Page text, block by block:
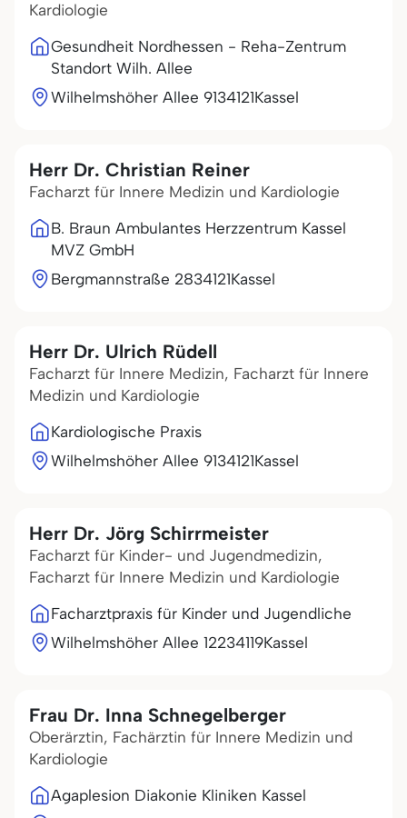
Kardiologie
Gesundheit Nordhessen - Reha-Zentrum
Standort Wilh. Allee
Wilhelmshöher Allee 9134121Kassel
Herr Dr. Christian Reiner
Facharzt für Innere Medizin und Kardiologie
B. Braun Ambulantes Herzzentrum Kassel
MVZ GmbH
Bergmannstraße 2834121Kassel
Herr Dr. Ulrich Rüdell
Facharzt für Innere Medizin, Facharzt für Innere
Medizin und Kardiologie
Kardiologische Praxis
Wilhelmshöher Allee 9134121Kassel
Herr Dr. Jörg Schirrmeister
Facharzt für Kinder- und Jugendmedizin,
Facharzt für Innere Medizin und Kardiologie
Facharztpraxis für Kinder und Jugendliche
Wilhelmshöher Allee 12234119Kassel
Frau Dr. Inna Schnegelberger
Oberärztin, Fachärztin für Innere Medizin und
Kardiologie
Agaplesion Diakonie Kliniken Kassel